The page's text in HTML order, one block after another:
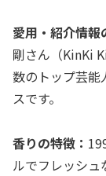
愛用・紹介情報
剛さん（KinKi
数のトップ芸能
スです。
香りの特徴：
ルでフレッシュ